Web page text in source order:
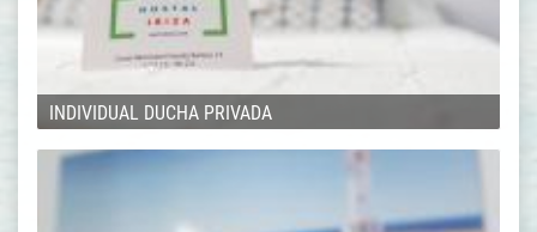
INDIVIDUAL DUCHA PRIVADA